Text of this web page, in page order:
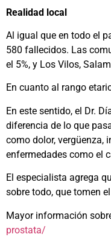
Realidad local
Al igual que en todo el
580 fallecidos. Las
el 5%, y Los Vilos,
En cuanto al rango
En este sentido, el Dr.
diferencia de lo que
como dolor, vergüenza,
enfermedades como el
El especialista agrega
sobre todo, que tomen
Mayor información
prostata/